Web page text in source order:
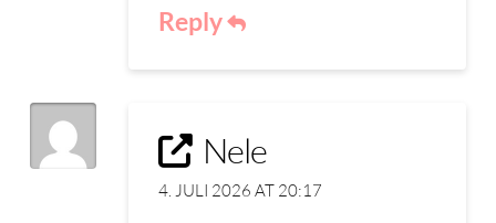
Reply
Nele
4. JULI 2026 AT 20:17